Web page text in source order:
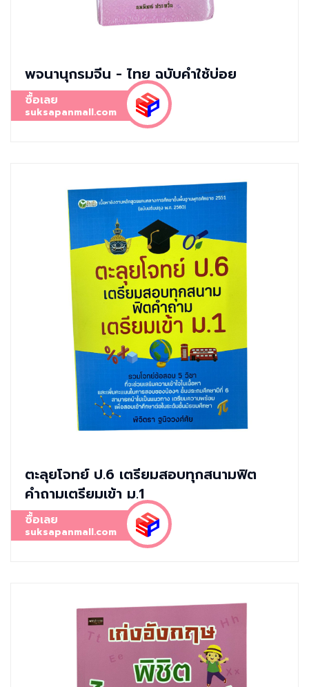
พจนานุกรมจีน - ไทย ฉบับคำใช้บ่อย
ซื้อเลย
suksapanmall.com
ตะลุยโจทย์ ป.6 เตรียมสอบทุกสนามฟิต
คำถามเตรียมเข้า ม.1
ซื้อเลย
suksapanmall.com